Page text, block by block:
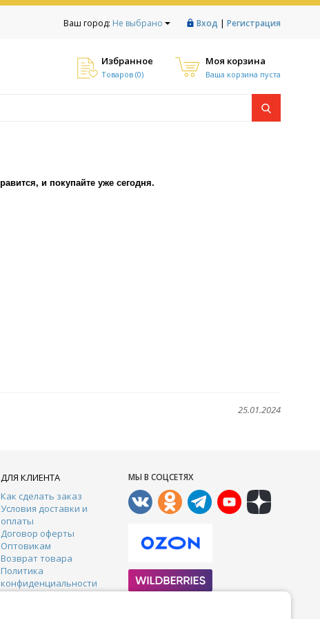
Ваш город: Не выбрано Вход | Регистрация
Избранное
Товаров (0)
Моя корзина
Ваша корзина пуста
и покупайте уже сегодня.
25.01.2024
ДЛЯ КЛИЕНТА
Как сделать заказ
Условия доставки и
оплаты
Договор оферты
Оптовикам
Возврат товара
Политика
конфиденциальности
Контакты
МЫ В СОЦСЕТЯХ